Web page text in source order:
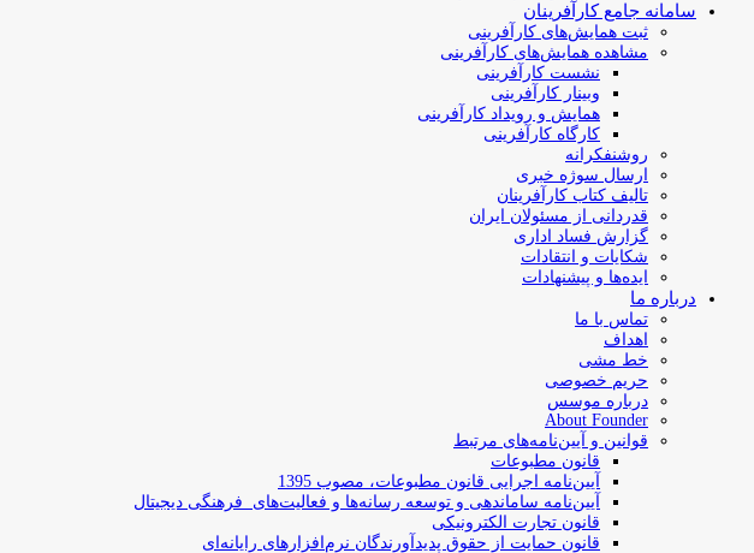
سامانه جامع کارآفرینان
ثبت همایش‌های کارآفرینی
مشاهده همایش‌های کارآفرینی
نشست کارآفرینی
وبینار کارآفرینی
همایش و رویداد کارآفرینی
کارگاه کارآفرینی
روشنفکرانه
ارسال سوژه‌ خبری
تالیف کتاب کارآفرینان
قدردانی از مسئولان ایران
گزارش فساد اداری
شکایات و انتقادات
ایده‌ها و پیشنهادات
درباره ما
تماس با ما
اهداف
خط مشی
حریم خصوصی
درباره موسس
About Founder
قوانین و آیین‌نامه‌های مرتبط
‌قانون مطبوعات
آیین‌نامه اجرایی قانون مطبوعات، مصوب 1395
آیین‌نامه سامان­دهی و توسعه رسانه­‌ها و فعالیت‌­های فرهنگی دیجیتال
قانون تجارت الکترونیکی
قانون حمایت از حقوق پدیدآورندگان نرم‌افزارهای رایانه‌ای